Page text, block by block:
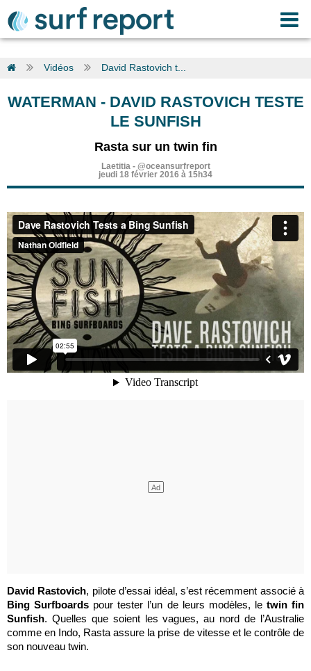
Vidéos David Rastovich t...
WATERMAN - DAVID RASTOVICH TESTE
LE SUNFISH
Rasta sur un twin fin
Laetitia- @oceansurfreport
jeudi 18 février 2016 à 15h34
David Rastovich, pilote d’essai idéal, s’est récemment associé à
Bing Surfboards pour tester l’un de leurs modèles, le twin fin
Sunfish. Quelles que soient les vagues, au nord de l’Australie
comme en Indo, Rasta assure la prise de vitesse et le contrôle de
son nouveau twin.